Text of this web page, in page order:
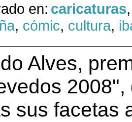
en: caricaturas,
, cómic, cultura,
Alves,
2008",
sus facetas